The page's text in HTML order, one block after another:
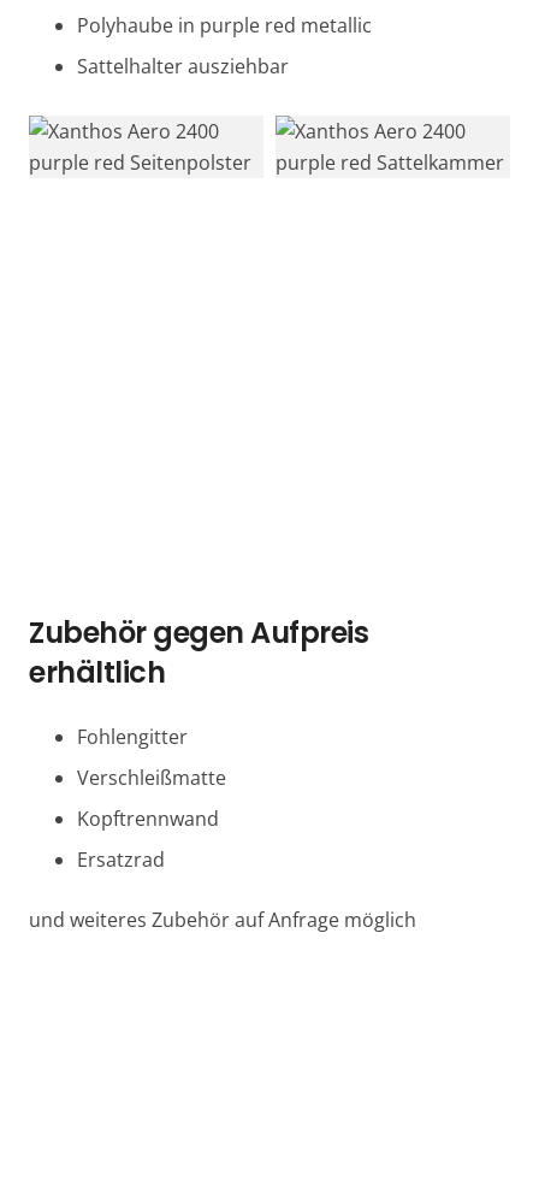
Polyhaube in purple red metallic
Sattelhalter ausziehbar
Zubehör gegen Aufpreis
erhältlich
Fohlengitter
Verschleißmatte
Kopftrennwand
Ersatzrad
und weiteres Zubehör auf Anfrage möglich